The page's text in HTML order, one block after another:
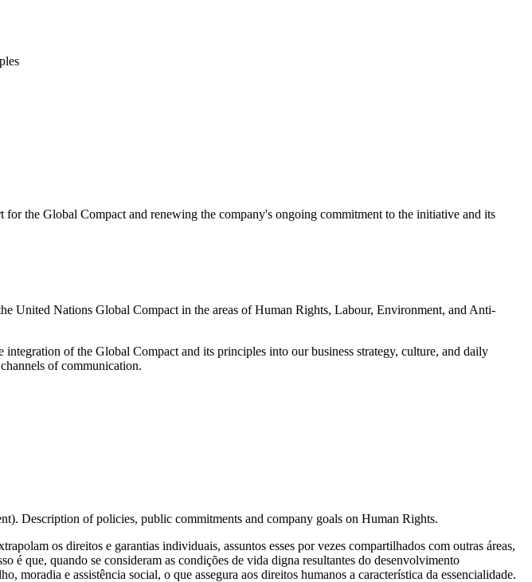
the Global Compact and renewing the company's ongoing commitment to the initiative and its
United Nations Global Compact in the areas of Human Rights, Labour, Environment, and Anti-
of the Global Compact and its principles into our business strategy, culture, and daily
of communication.
Description of policies, public commitments and company goals on Human Rights.
os direitos e garantias individuais, assuntos esses por vezes compartilhados com outras áreas,
é que, quando se consideram as condições de vida digna resultantes do desenvolvimento
moradia e assistência social, o que assegura aos direitos humanos a característica da essencialidade.